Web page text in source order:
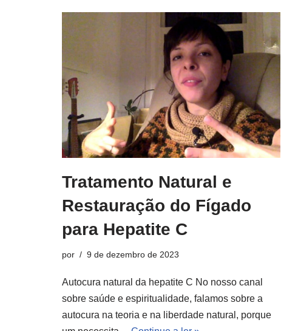
Tratamento Natural e
Restauração do Fígado
para Hepatite C
por 9 de dezembro de 2023
Autocura natural da hepatite C No nosso canal
sobre saúde e espiritualidade, falamos sobre a
autocura na teoria e na liberdade natural, porque